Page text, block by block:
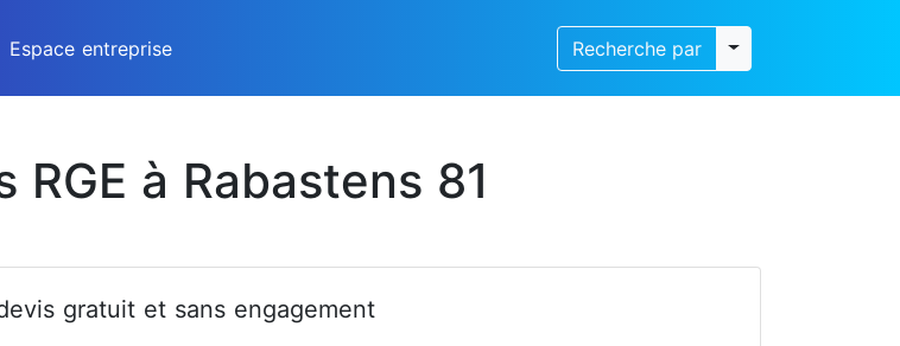
Espace entreprise Recherche par Toggle dropdown
à Rabastens 81
gratuit et sans engagement